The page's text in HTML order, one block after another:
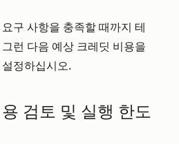
구 사항을 충족할 때까지 테
런 다음 예상 크레딧 비용을
정하십시오.
검토 및 실행 한도